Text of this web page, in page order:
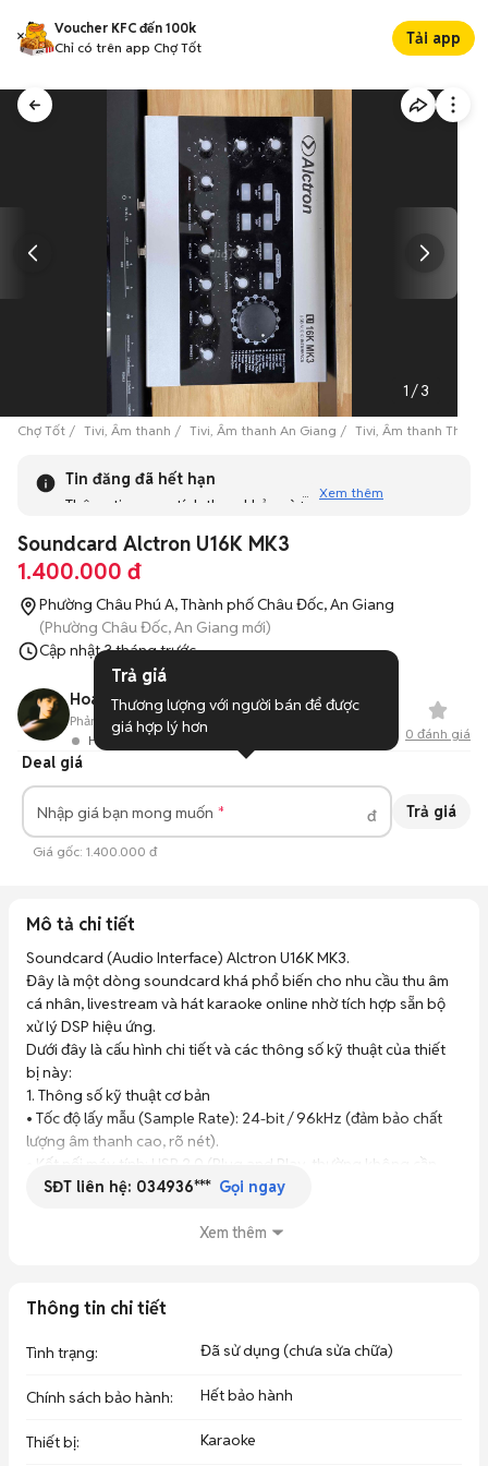
Voucher KFC đến 100k
Chỉ có trên app Chợ Tốt
Tải app
1 /3
Chợ Tốt Tivi, Âm thanh Tivi, Âm thanh An Giang Tivi, Âm thanh
Tin đăng đã hết hạn
Thông tin mang tính tham khảo và bạn không thể liên hệ
tương tự khác dưới đây nhé!
Xem thêm
Soundcard Alctron U16K MK3
1.400.000 đ
Phường Châu Phú A, Thành phố Châu Đốc, An Giang
(Phường Châu Đốc, An Giang mới)
Cập nhật3 tháng trước
Hoang son Vo
Hoạt động 9 ngày trước
Phản hồi: -- 2Đã bán
0 đánh giá
Deal giá
Nhập giá bạn mong muốn đ Trả giá
Giá gốc: 1.400.000 đ
Mô tả chi tiết
Soundcard (Audio Interface) Alctron U16K MK3.
Đây là một dòng soundcard khá phổ biến cho nhu cầu thu âm
cá nhân, livestream và hát karaoke online nhờ tích hợp sẵn bộ
xử lý DSP hiệu ứng.
Dưới đây là cấu hình chi tiết và các thông số kỹ thuật của thiết
bị này:
1. Thông số kỹ thuật cơ bản
• Tốc độ lấy mẫu (Sample Rate): 24-bit / 96kHz (đảm bảo chất
lượng âm thanh cao, rõ nét).
• Kết nối máy tính: USB 2.0 (Plug and Play, thường không cần
cài driver phức tạp trên Windows/macOS).
các dòng micro condenser (micro thu âm chuyên nghiệp).
cứng.
2. Hệ thống cổng kết nối (Inputs/Outputs)
• Mặt trước:
Z).
thiết bị line-in (6.3mm).
SĐT liên hệ: 034936*** Gọi ngay
Xem thêm
Thông tin chi tiết
Tình trạng: Đã sử dụng (chưa sửa chữa)
Chính sách bảo hành: Hết bảo hành
Thiết bị: Karaoke
Trả giá
Thương lượng với người bán để được
giá hợp lý hơn